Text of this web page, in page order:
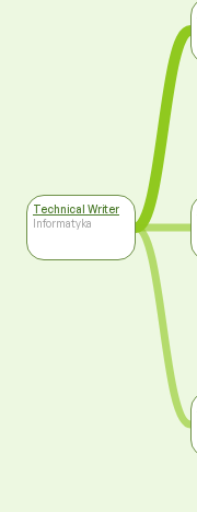
Technical Writer
Informatyka